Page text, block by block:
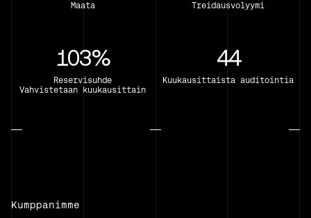
Maata Treidausvolyymi
103%
Reservisuhde
Vahvistetaan kuukausittain
44
Kuukausittaista auditointia
Kumppanimme